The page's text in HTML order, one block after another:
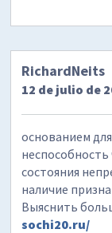
RichardNeits
12 de julio de
основанием
состояния
наличие
Выяснить
sochi20.ru/